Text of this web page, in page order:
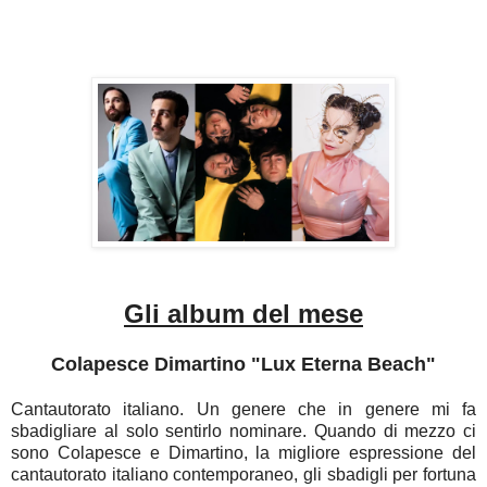
Gli album del mese
Colapesce Dimartino "Lux Eterna Beach"
Cantautorato italiano. Un genere che in genere mi fa
sbadigliare al solo sentirlo nominare. Quando di mezzo ci
sono Colapesce e Dimartino, la migliore espressione del
cantautorato italiano contemporaneo, gli sbadigli per fortuna